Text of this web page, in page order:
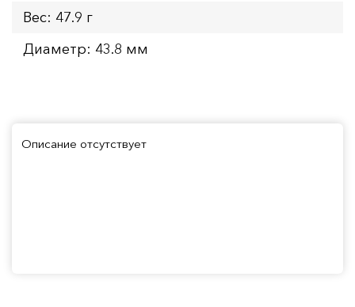
Вес: 47.9 г
Диаметр: 43.8 мм
Описание отсутствует